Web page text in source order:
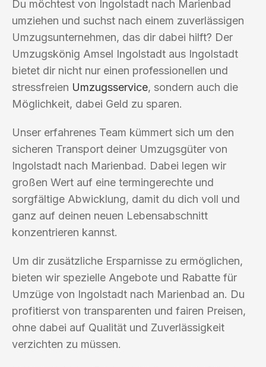
Du möchtest von Ingolstadt nach Marienbad
umziehen und suchst nach einem zuverlässigen
Umzugsunternehmen, das dir dabei hilft? Der
Umzugskönig Amsel Ingolstadt aus Ingolstadt
bietet dir nicht nur einen professionellen und
stressfreien Umzugsservice, sondern auch die
Möglichkeit, dabei Geld zu sparen.
Unser erfahrenes Team kümmert sich um den
sicheren Transport deiner Umzugsgüter von
Ingolstadt nach Marienbad. Dabei legen wir
großen Wert auf eine termingerechte und
sorgfältige Abwicklung, damit du dich voll und
ganz auf deinen neuen Lebensabschnitt
konzentrieren kannst.
Um dir zusätzliche Ersparnisse zu ermöglichen,
bieten wir spezielle Angebote und Rabatte für
Umzüge von Ingolstadt nach Marienbad an. Du
profitierst von transparenten und fairen Preisen,
ohne dabei auf Qualität und Zuverlässigkeit
verzichten zu müssen.